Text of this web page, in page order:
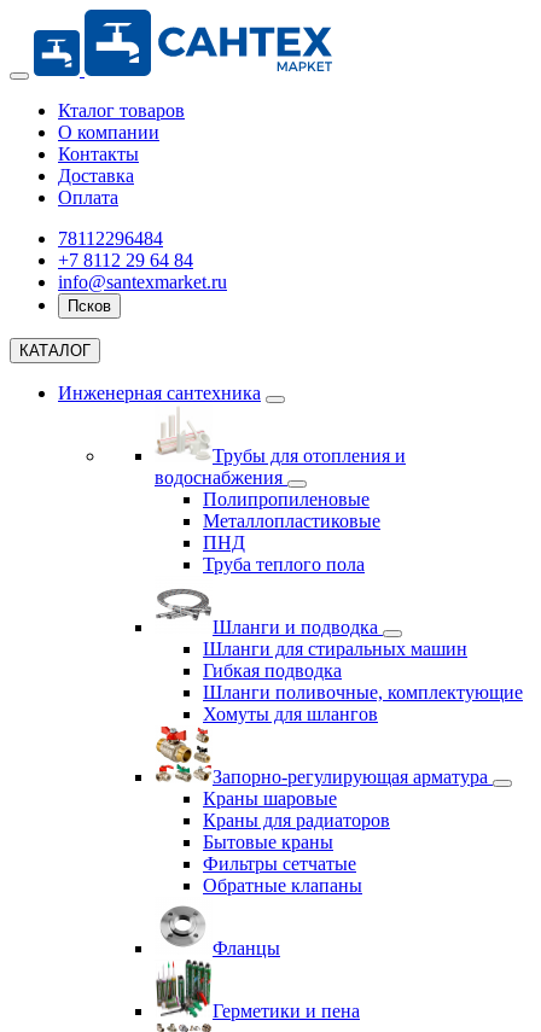
Кталог товаров
О компании
Контакты
Доставка
Оплата
78112296484
+7 8112 29 64 84
info@santexmarket.ru
Псков
КАТАЛОГ
Инженерная сантехника
Трубы для отопления и
водоснабжения
Полипропиленовые
Металлопластиковые
ПНД
Труба теплого пола
Шланги и подводка
Шланги для стиральных машин
Гибкая подводка
Шланги поливочные, комплектующие
Хомуты для шлангов
Запорно-регулирующая арматура
Краны шаровые
Краны для радиаторов
Бытовые краны
Фильтры сетчатые
Обратные клапаны
Фланцы
Герметики и пена